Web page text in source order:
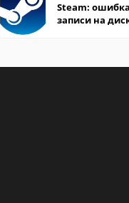
Steam:
записи на